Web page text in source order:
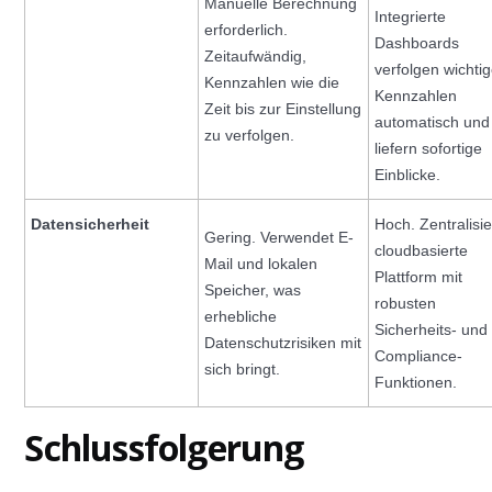
erforderlich.
Zeitaufwändig,
Kennzahlen wie die
Zeit bis zur Einstellung
zu verfolgen.
Integrierte
Dashboards
verfolgen
Kennzahlen
automatisch und
liefern sofortige
Einblicke.
Datensicherheit
Gering. Verwendet E-
Mail und lokalen
Speicher, was
erhebliche
Datenschutzrisiken mit
sich bringt.
Hoch.
cloudbasierte
Plattform mit
robusten
Sicherheits- und
Compliance-
Funktionen.
Schlussfolgerung